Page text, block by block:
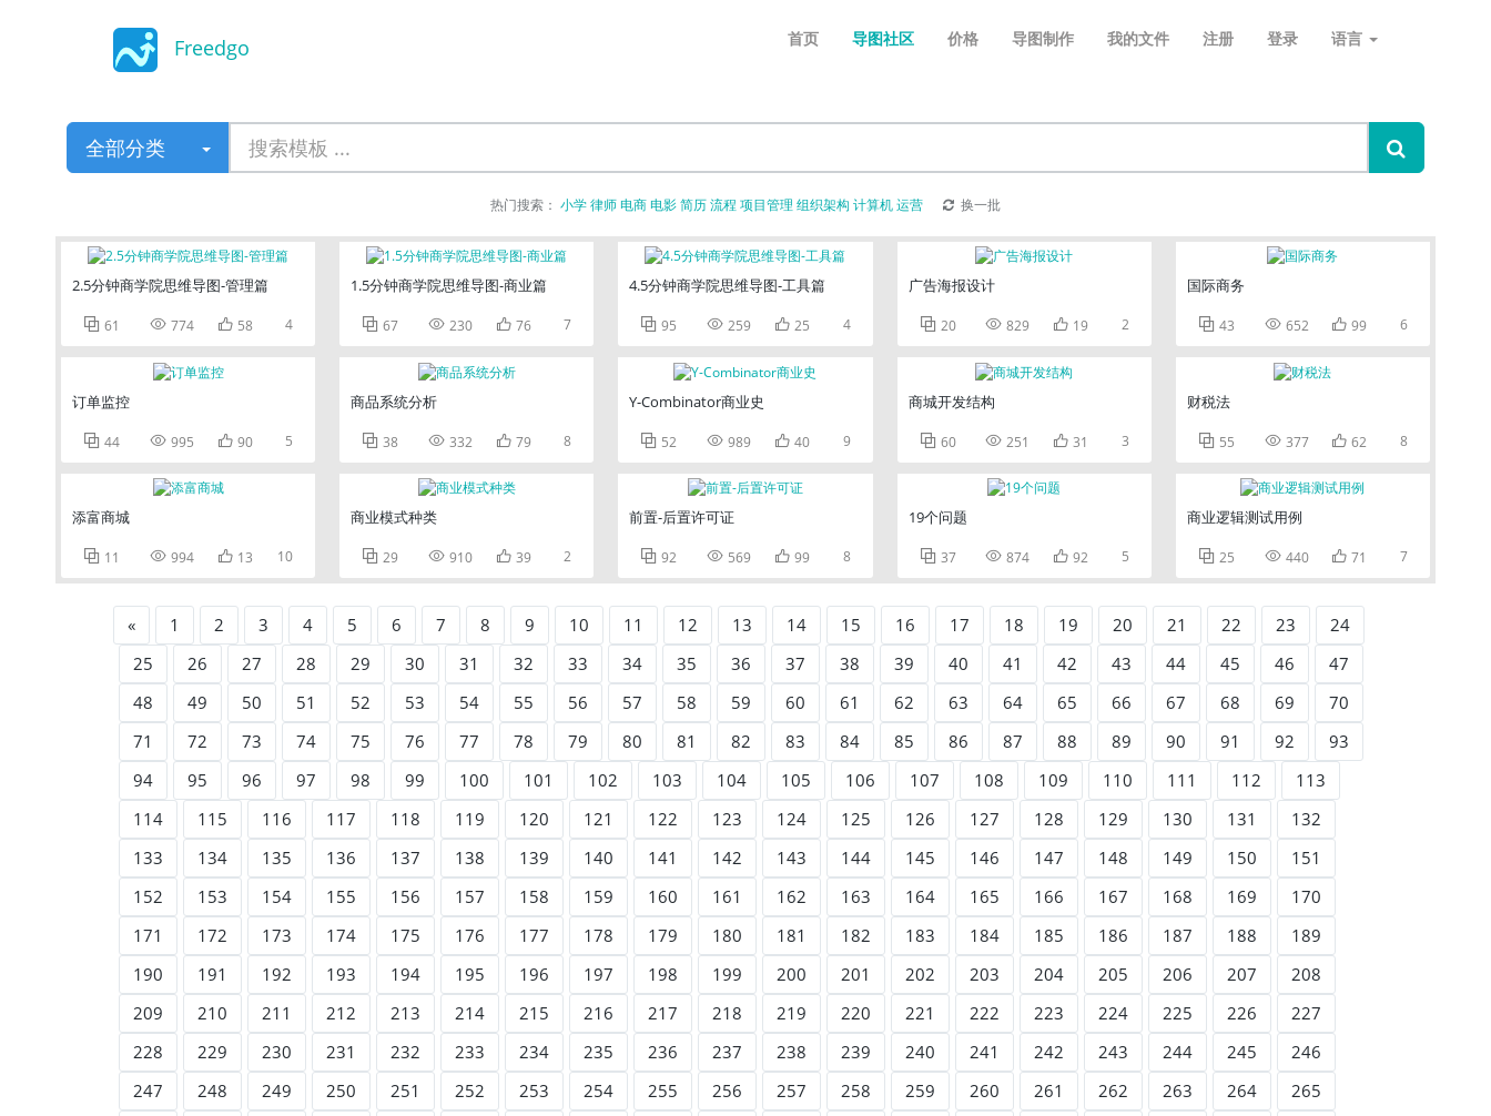
Freedgo 首页 导图社区 价格 导图制作 我的文件 注册 登录 语言
全部分类
热门搜索： 小学律师电商电影简历流程 项目管理 组织架构 计算机运营 换一批
2.5分钟商学院思维导图-管理篇
 61  774  58 4
订单监控
 44  995  90 5
添富商城
 11  994  13 10
1.5分钟商学院思维导图-商业篇
 67  230  76 7
商品系统分析
 38  332  79 8
商业模式种类
 29  910  39 2
4.5分钟商学院思维导图-工具篇
 95  259  25 4
Y-Combinator商业史
 52  989  40 9
前置-后置许可证
 92  569  99 8
广告海报设计
 20  829  19 2
商城开发结构
 60  251  31 3
19个问题
 37  874  92 5
国际商务
 43  652  99 6
财税法
 55  377  62 8
商业逻辑测试用例
 25  440  71 7
« 1 2 3 4 5 6 7 8 9 10 11 12 13 14 15 16 17 18 19 20 21 22 23
24
25
26 27 28 29 30 31 32 33 34 35 36 37 38 39 40 41 42 43 44 45 46
47
48
49 50 51 52 53 54 55 56 57 58 59 60 61 62 63 64 65 66 67 68 69
70
71
72 73 74 75 76 77 78 79 80 81 82 83 84 85 86 87 88 89 90 91 92
93
94
95 96 97 98 99 100 101 102 103 104 105 106 107 108 109 110 111 112
113
114
115 116 117 118 119 120 121 122 123 124 125 126 127 128 129 130 131
132
133
134 135 136 137 138 139 140 141 142 143 144 145 146 147 148 149 150
151
152
153 154 155 156 157 158 159 160 161 162 163 164 165 166 167 168 169
170
171
172 173 174 175 176 177 178 179 180 181 182 183 184 185 186 187 188
189
190
191 192 193 194 195 196 197 198 199 200 201 202 203 204 205 206 207
208
209
210 211 212 213 214 215 216 217 218 219 220 221 222 223 224 225 226
227
228
229 230 231 232 233 234 235 236 237 238 239 240 241 242 243 244 245
246
247
248 249 250 251 252 253 254 255 256 257 258 259 260 261 262 263 264
265